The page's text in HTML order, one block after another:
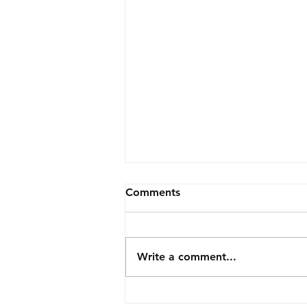
Comments
Write a comment...